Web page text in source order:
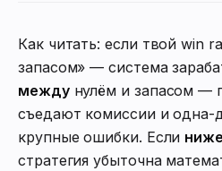
Как читать: если твой win
запасом» — система
междунулём и запасом —
съедают комиссии и одна-
крупные ошибки. Если ниже
стратегия убыточна